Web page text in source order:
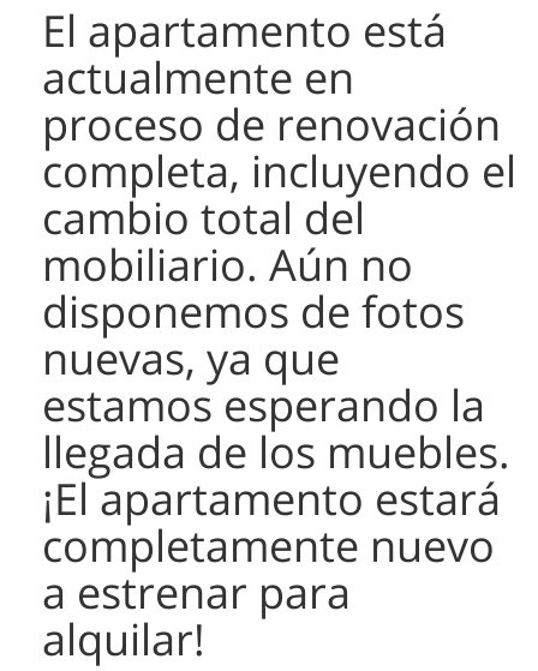
El apartamento está
actualmente en
proceso de renovación
completa, incluyendo el
cambio total del
mobiliario. Aún no
disponemos de fotos
nuevas, ya que
estamos esperando la
llegada de los muebles.
¡El apartamento estará
completamente nuevo
a estrenar para
alquilar!